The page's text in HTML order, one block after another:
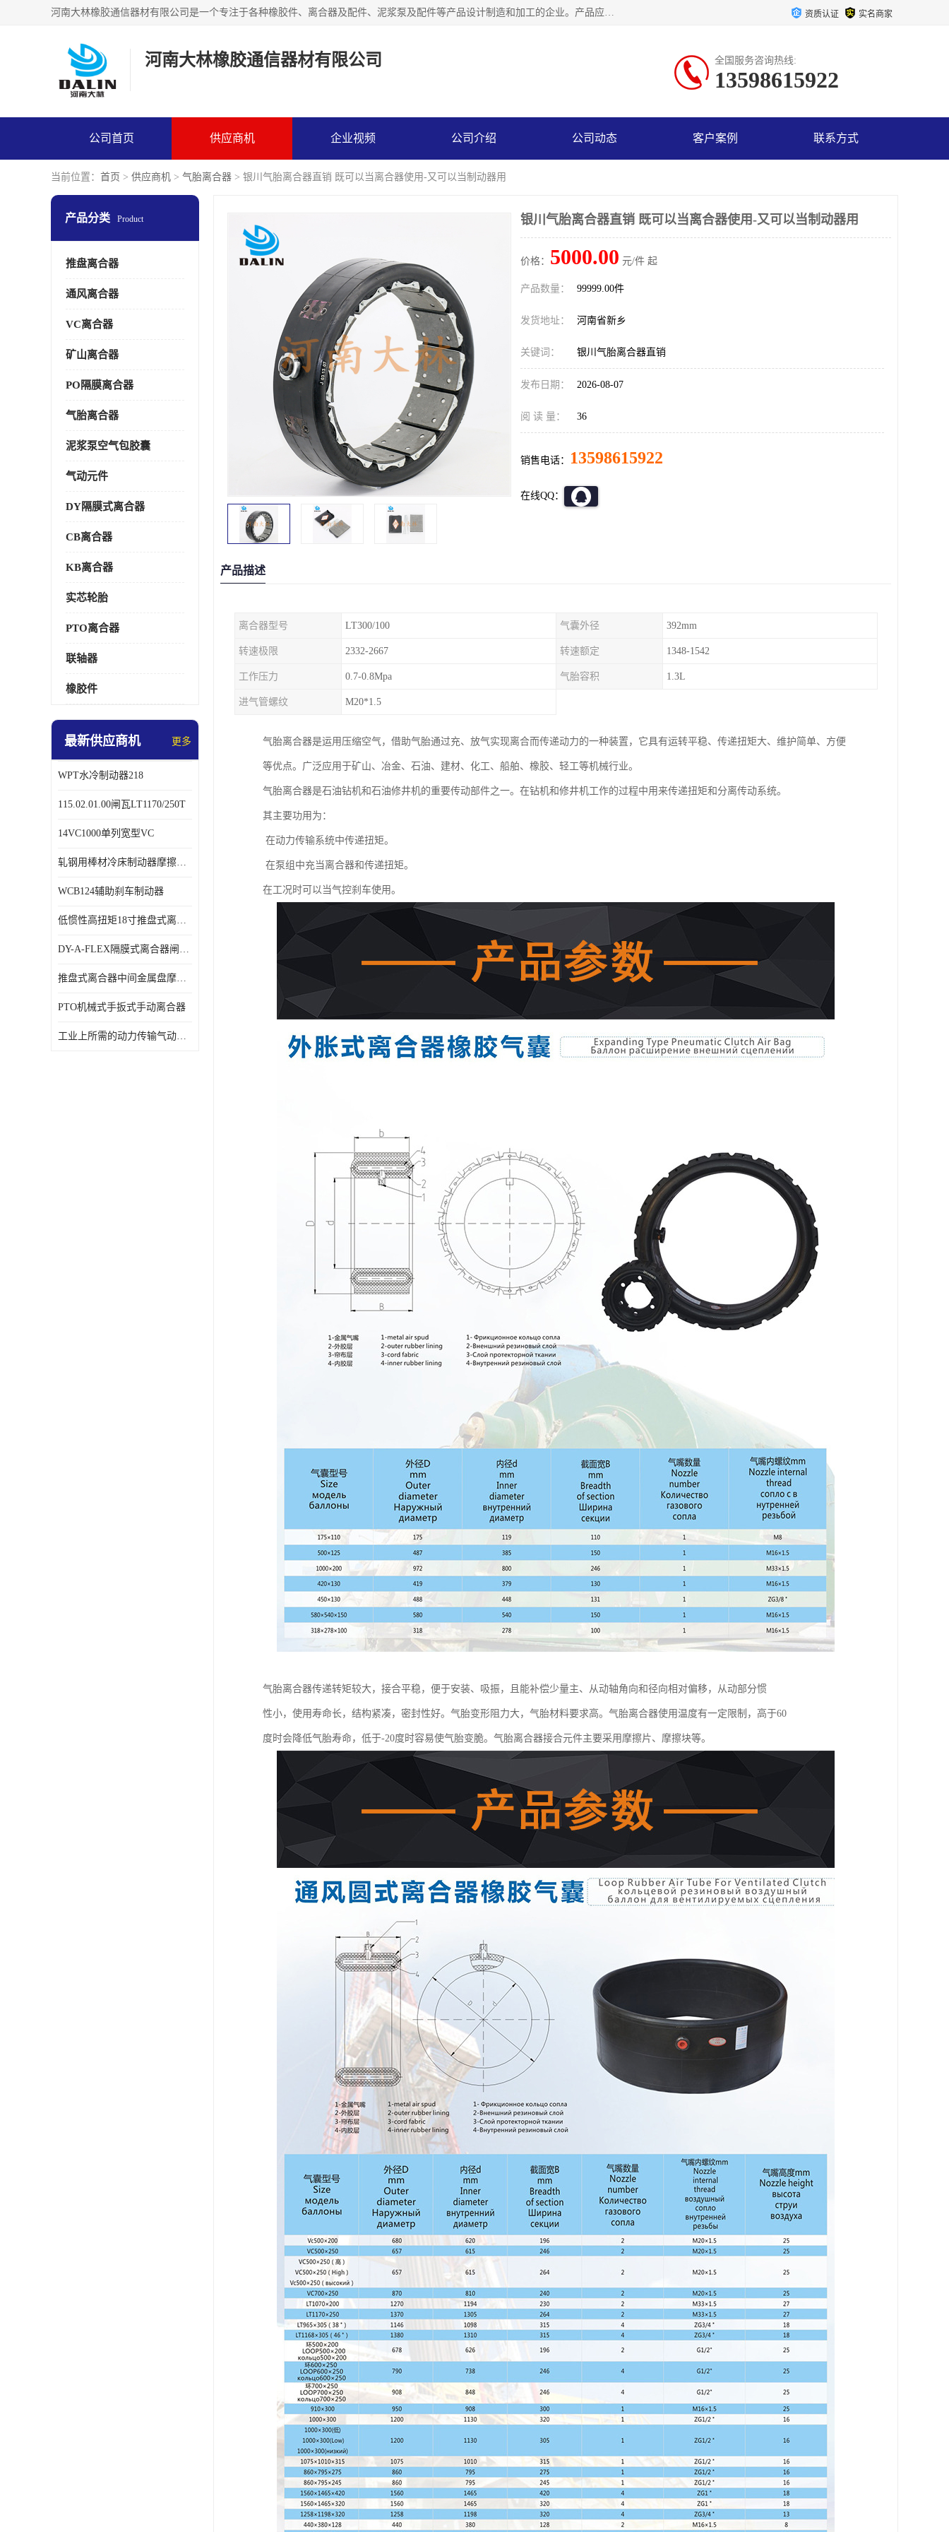
河南大林橡胶通信器材有限公司是一个专注于各种橡胶件、离合器及配件、泥浆泵及配件等产品设计制造和加工的企业。产品应用于矿山、冶金、石油、钢铁、化工、水泥、船舶、造纸、通用机械等各种大功率机械传动或制动装置。 资质认证 实名商家
河南大林橡胶通信器材有限公司 全国服务咨询热线:
13598615922
公司首页 供应商机 企业视频 公司介绍 公司动态 客户案例 联系方式
当前位置： 首页 > 供应商机 > 气胎离合器 > 银川气胎离合器直销 既可以当离合器使用-又可以当制动器用
产品分类 Product
推盘离合器
通风离合器
VC离合器
矿山离合器
PO隔膜离合器
气胎离合器
泥浆泵空气包胶囊
气动元件
DY隔膜式离合器
CB离合器
KB离合器
实芯轮胎
PTO离合器
联轴器
橡胶件
最新供应商机 更多
WPT水冷制动器218
115.02.01.00闸瓦LT1170/250T
14VC1000单列宽型VC
轧钢用棒材冷床制动器摩擦片218
WCB124辅助刹车制动器
低惯性高扭矩18寸推盘式离合器中心盘齿盘W18-11-101
DY-A-FLEX隔膜式离合器闸瓦总成7015125A
推盘式离合器中间金属盘摩擦盘18寸
PTO机械式手扳式手动离合器
工业上所需的动力传输气动离合器WCB424
银川气胎离合器直销 既可以当离合器使用-又可以当制动器用
价格： 5000.00 元/件 起
产品数量： 99999.00件
发货地址： 河南省新乡
关键词： 银川气胎离合器直销
发布日期： 2026-08-07
阅 读 量： 36
销售电话： 13598615922
在线QQ：
产品描述
离合器型号 LT300/100 气囊外径 392mm
转速极限 2332-2667 转速额定 1348-1542
工作压力 0.7-0.8Mpa 气胎容积 1.3L
进气管螺纹 M20*1.5
气胎离合器是运用压缩空气，借助气胎通过充、放气实现离合而传递动力的一种装置，它具有运转平稳、传递扭矩大、维护简单、方便
等优点。广泛应用于矿山、冶金、石油、建材、化工、船舶、橡胶、轻工等机械行业。
气胎离合器是石油钻机和石油修井机的重要传动部件之一。在钻机和修井机工作的过程中用来传递扭矩和分离传动系统。
其主要功用为：
在动力传输系统中传递扭矩。
在泵组中充当离合器和传递扭矩。
在工况时可以当气控刹车使用。
气胎离合器传递转矩较大，接合平稳，便于安装、吸振，且能补偿少量主、从动轴角向和径向相对偏移，从动部分惯
性小，使用寿命长，结构紧凑，密封性好。气胎变形阻力大，气胎材料要求高。气胎离合器使用温度有一定限制，高于60
度时会降低气胎寿命，低于-20度时容易使气胎变脆。气胎离合器接合元件主要采用摩擦片、摩擦块等。